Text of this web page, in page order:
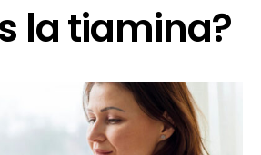
la tiamina?